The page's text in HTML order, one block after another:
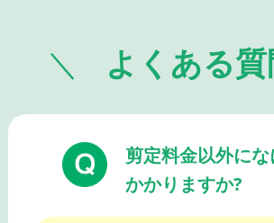
よくある
剪定料金以外に
かかりますか?